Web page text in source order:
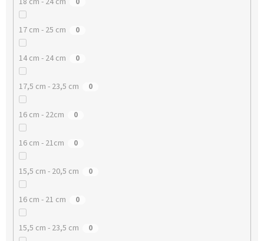
17 cm - 25 cm 0
14 cm - 24 cm 0
17,5 cm - 23,5 cm 0
16 cm - 22cm 0
16 cm - 21cm 0
15,5 cm - 20,5 cm 0
16 cm - 21 cm 0
15,5 cm - 23,5 cm 0